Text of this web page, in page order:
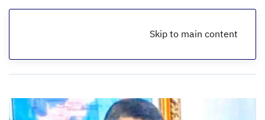
Skip to main content
الرئيسية